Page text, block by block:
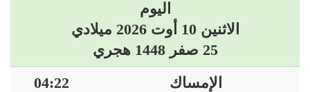
اليوم
الاثنين 10 أوت 2026 ميلادي
25 صفر 1448 هجري
الإمساك
04:22